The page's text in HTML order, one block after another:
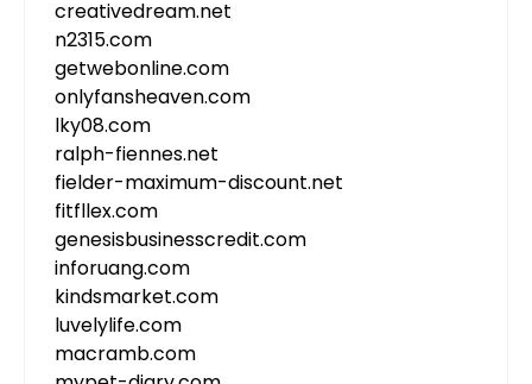
creativedream.net
n2315.com
getwebonline.com
onlyfansheaven.com
lky08.com
ralph-fiennes.net
fielder-maximum-discount.net
fitfllex.com
genesisbusinesscredit.com
inforuang.com
kindsmarket.com
luvelylife.com
macramb.com